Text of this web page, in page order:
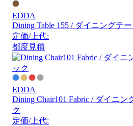
EDDA
Dining Table 155 / ダイニングテ
定価/上代:
都度見積
EDDA
Dining Chair101 Fabric / ダイニン
ク
定価/上代: